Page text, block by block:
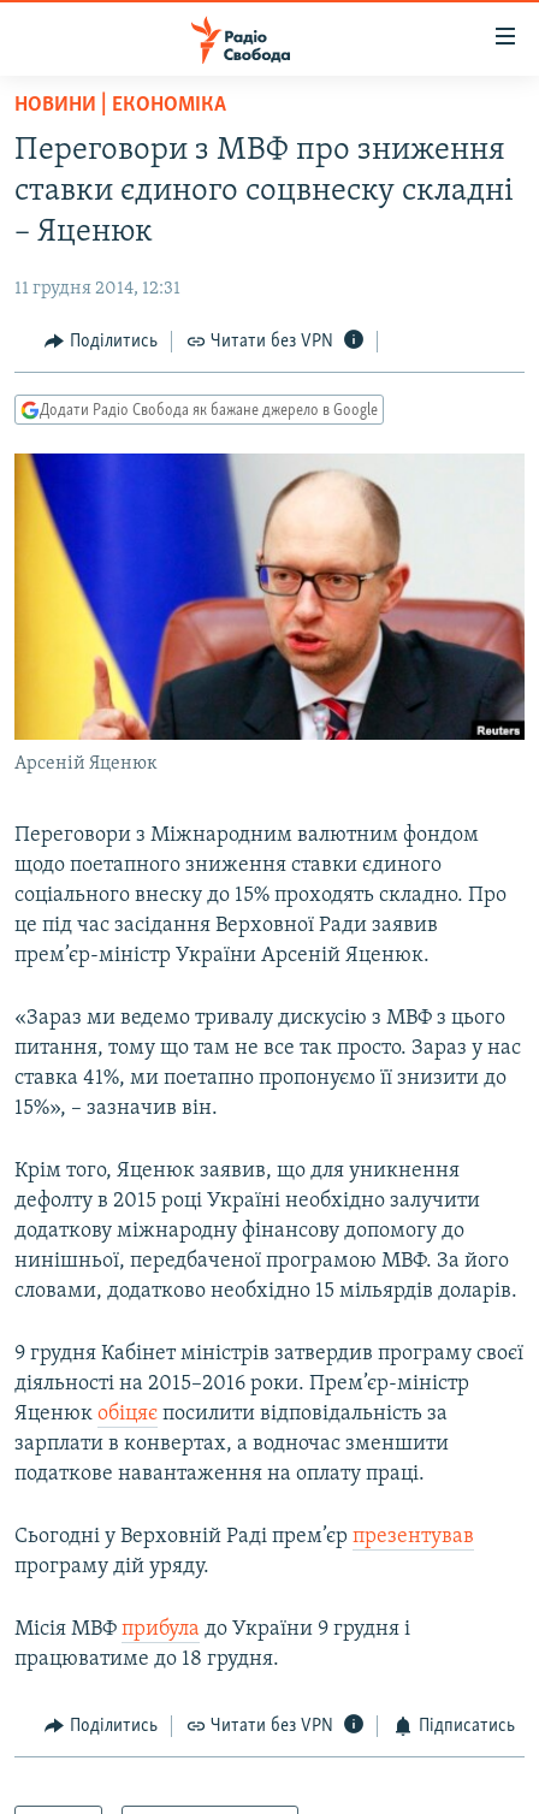
Перейти
основного
матеріалу
Перейти
основної
навігації
Перейти
до
пошуку
ВСЕ ЗА ДОБУ
СТАТТІ
ЕКОНОМІКА
СУСПІЛЬСТВО
СВІТ
РОСІЙСЬКА «ФІЛЬТРАЦІЯ»
ДОНБАС.РЕАЛІЇ
ТИ ЯК?
СХЕМИ
КИТАЙ.ВИКЛИКИ
МУЛЬТИМЕДІА
СПЕЦПРОЄКТИ
ПОДКАСТИ
КРИМ РЕАЛІЇ
УКР
КТАТ
ДОЛУЧАЙСЯ!
Усі сайти RFE/RL
НОВИНИ | ЕКОНОМІКА
Переговори з МВФ про зниження
ставки єдиного соцвнеску складні
– Яценюк
11 грудня 2014, 12:31
Поділитись Читати без VPN
Додати Радіо Свобода як бажане джерело в Google
Арсеній Яценюк
Переговори з Міжнародним валютним фондом
щодо поетапного зниження ставки єдиного
соціального внеску до 15% проходять складно. Про
це під час засідання Верховної Ради заявив
прем’єр-міністр України Арсеній Яценюк.
«Зараз ми ведемо тривалу дискусію з МВФ з цього
питання, тому що там не все так просто. Зараз у нас
ставка 41%, ми поетапно пропонуємо її знизити до
15%», – зазначив він.
Крім того, Яценюк заявив, що для уникнення
дефолту в 2015 році Україні необхідно залучити
додаткову міжнародну фінансову допомогу до
нинішньої, передбаченої програмою МВФ. За його
словами, додатково необхідно 15 мільярдів доларів.
9 грудня Кабінет міністрів затвердив програму своєї
діяльності на 2015–2016 роки. Прем’єр-міністр
Яценюк обіцяє посилити відповідальність за
зарплати в конвертах, а водночас зменшити
податкове навантаження на оплату праці.
Сьогодні у Верховній Раді прем’єр презентував
програму дій уряду.
Місія МВФ прибула до України 9 грудня і
працюватиме до 18 грудня.
Поділитись Читати без VPN Підписатись